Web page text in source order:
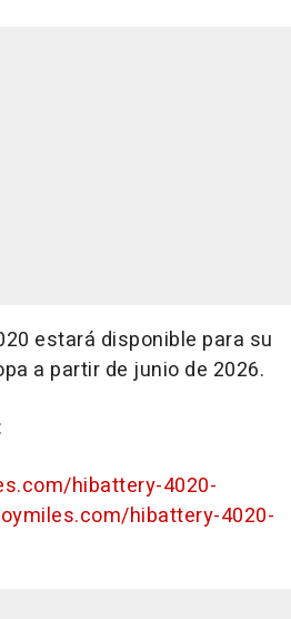
estará disponible para su
a partir de junio de 2026.
hibattery-4020-
hibattery-4020-